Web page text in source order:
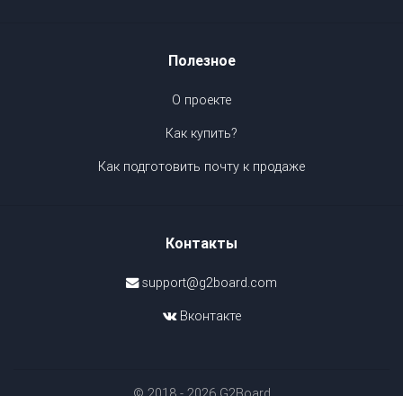
Полезное
О проекте
Как купить?
Как подготовить почту к продаже
Контакты
support@g2board.com
Вконтакте